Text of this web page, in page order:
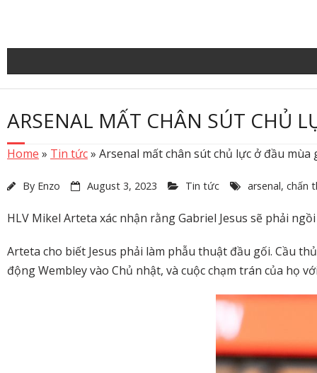
content
ARSENAL MẤT CHÂN SÚT CHỦ
Home » Tin tức» Arsenal mất chân sút chủ lực ở đầu mùa
By Enzo August 3, 2023 Tin tức arsenal, chấn
HLV Mikel Arteta xác nhận rằng Gabriel Jesus sẽ phải
Arteta cho biết Jesus phải làm phẫu thuật đầu gối. Cầu
động Wembley vào Chủ nhật, và cuộc chạm trán của họ